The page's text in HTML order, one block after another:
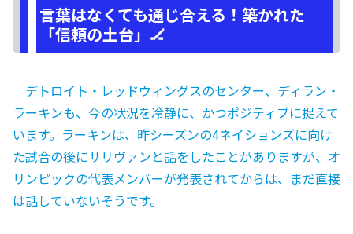
言葉はなくても通じ合える！築かれた
「信頼の土台」🏒
デトロイト・レッドウィングスのセンター、ディラン・
ラーキンも、今の状況を冷静に、かつポジティブに捉えて
います。ラーキンは、昨シーズンの4ネイションズに向け
た試合の後にサリヴァンと話をしたことがありますが、オ
リンピックの代表メンバーが発表されてからは、まだ直接
は話していないそうです。